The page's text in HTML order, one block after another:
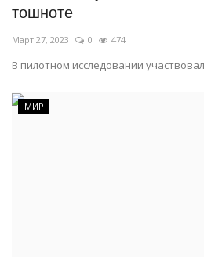
тошноте
Март 27, 2023 0 474
В пилотном исследовании
МИР